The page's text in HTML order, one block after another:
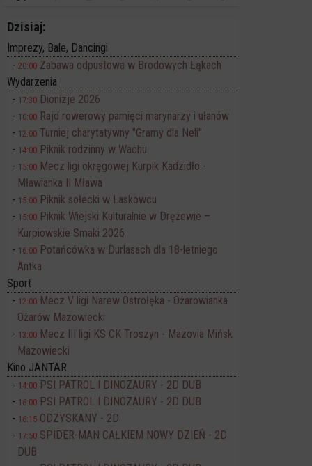
Dzisiaj:
Imprezy, Bale, Dancingi
20:00 Zabawa odpustowa w Brodowych Łąkach
Wydarzenia
17:30 Dionizje 2026
10:00 Rajd rowerowy pamięci marynarzy i ułanów
12:00 Turniej charytatywny "Gramy dla Neli"
14:00 Piknik rodzinny w Wachu
15:00 Mecz ligi okręgowej Kurpik Kadzidło -
Mławianka II Mława
15:00 Piknik sołecki w Laskowcu
15:00 Piknik Wiejski Kulturalnie w Drężewie –
Kurpiowskie Smaki 2026
16:00 Potańcówka w Durlasach dla 18-letniego
Antka
Sport
12:00 Mecz V ligi Narew Ostrołęka - Ożarowianka
Ożarów Mazowiecki
13:00 Mecz III ligi KS CK Troszyn - Mazovia Mińsk
Mazowiecki
Kino JANTAR
14:00 PSI PATROL I DINOZAURY - 2D DUB
16:00 PSI PATROL I DINOZAURY - 2D DUB
16:15 ODZYSKANY - 2D
17:50 SPIDER-MAN CAŁKIEM NOWY DZIEŃ - 2D
DUB